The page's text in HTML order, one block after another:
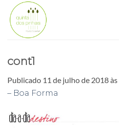
Skip
content
cont1
Publicado 11 de julho de 2018às
– Boa Forma